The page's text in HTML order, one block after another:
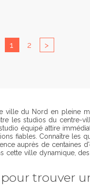
1 2 >
ville du Nord en pleine
les studios du centre-
équipé attire
fiables. Connaître les
auprès de centaines
ville dynamique,
pour trouver